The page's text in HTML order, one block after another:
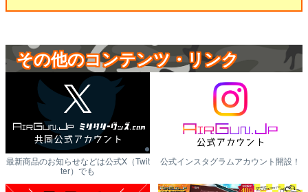
その他のコンテンツ・リンク
最新商品のお知らせなどは公式X（Twit
ter）でも
公式インスタグラムアカウント開設！